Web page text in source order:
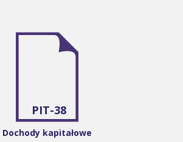
PIT-38
Dochody kapitałowe